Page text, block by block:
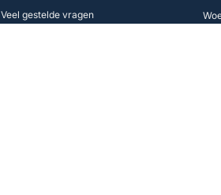
Veel gestelde vragen